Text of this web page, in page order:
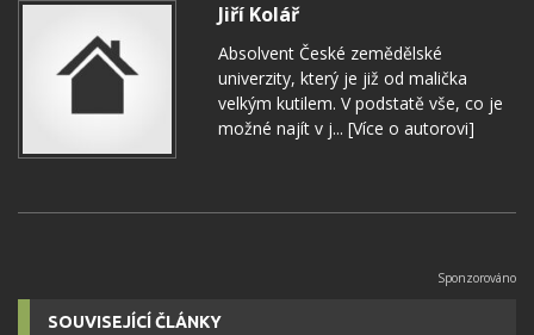
Jiří Kolář
Absolvent České zemědělské
univerzity, který je již od malička
velkým kutilem. V podstatě vše, co je
možné najít v j... [Více o autorovi]
SOUVISEJÍCÍ ČLÁNKY